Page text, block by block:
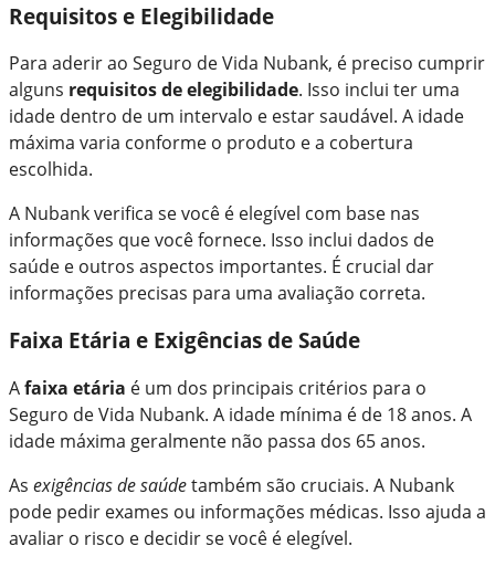
Requisitos e Elegibilidade
Para aderir ao Seguro de Vida Nubank, é preciso cumprir
alguns requisitos de elegibilidade. Isso inclui ter uma
idade dentro de um intervalo e estar saudável. A idade
máxima varia conforme o produto e a cobertura
escolhida.
A Nubank verifica se você é elegível com base nas
informações que você fornece. Isso inclui dados de
saúde e outros aspectos importantes. É crucial dar
informações precisas para uma avaliação correta.
Faixa Etária e Exigências de Saúde
Afaixa etária é um dos principais critérios para o
Seguro de Vida Nubank. A idade mínima é de 18 anos. A
idade máxima geralmente não passa dos 65 anos.
As exigências de saúdetambém são cruciais. A Nubank
pode pedir exames ou informações médicas. Isso ajuda a
avaliar o risco e decidir se você é elegível.